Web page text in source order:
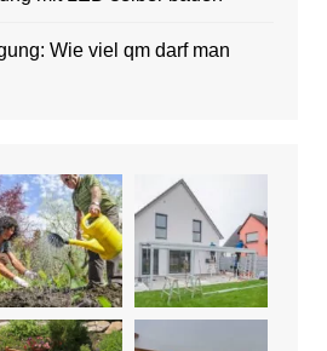
Wie viel qm darf man